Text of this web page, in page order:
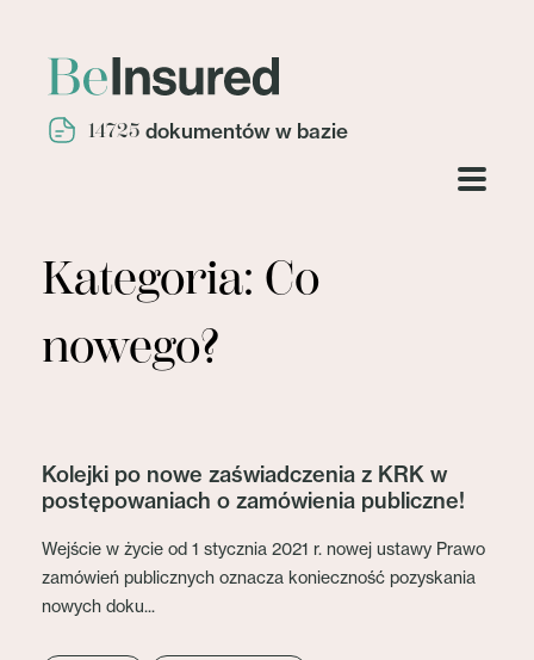
14725 dokumentów w bazie
Kategoria: Co
nowego?
Kolejki po nowe zaświadczenia z KRK w
postępowaniach o zamówienia publiczne!
Wejście w życie od 1 stycznia 2021 r. nowej ustawy Prawo
zamówień publicznych oznacza konieczność pozyskania
nowych doku...